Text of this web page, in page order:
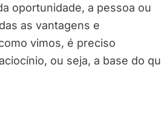
oportunidade, a pessoa ou
as vantagens e
vimos, é preciso
ou seja, a base do